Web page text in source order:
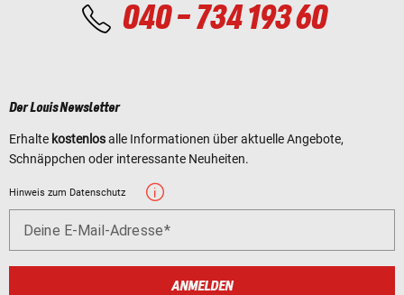
040 - 734 193 60
Der Louis Newsletter
Erhalte kostenlosalle Informationen über aktuelle Angebote,
Schnäppchen oder interessante Neuheiten.
Hinweis zum Datenschutz
Deine E-Mail-Adresse
ANMELDEN